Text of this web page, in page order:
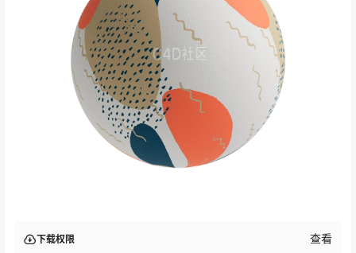
下载权限 查看